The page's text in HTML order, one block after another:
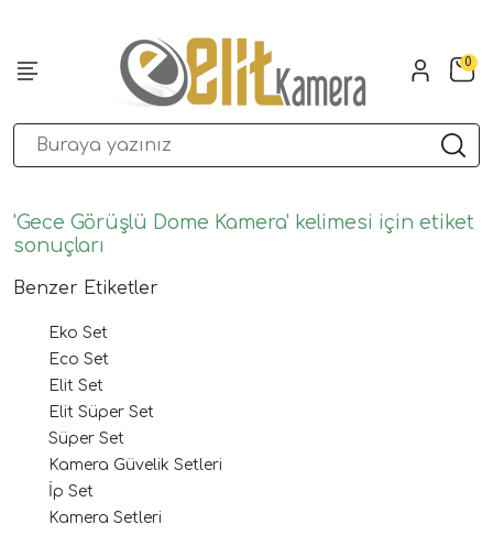
0
'Gece Görüşlü Dome Kamera' kelimesi için etiket
sonuçları
Benzer Etiketler
Eko Set
Eco Set
Elit Set
Elit Süper Set
Süper Set
Kamera Güvelik Setleri
İp Set
Kamera Setleri